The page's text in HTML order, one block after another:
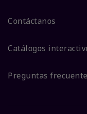
Contáctanos
Catálogos
Preguntas